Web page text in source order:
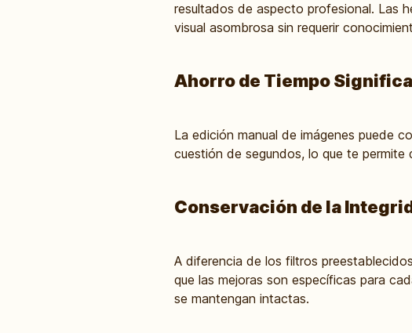
resultados de aspecto profesional. Las
visual asombrosa sin requerir
Ahorro de Tiempo
La edición manual de imágenes puede
cuestión de segundos, lo que te
Conservación de la
A diferencia de los filtros
que las mejoras son específicas para
se mantengan intactas.